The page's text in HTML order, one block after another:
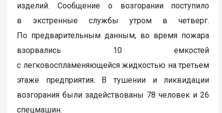
изделий. Сообщение о возгорании поступило
в экстренные службы утром в четверг.
По предварительным данным, во время пожара
взорвались 10 емкостей
с легковоспламеняющейся жидкостью на третьем
этаже предприятия. В тушении и ликвидации
возгорания были задействованы 78 человек и 26
спецмашин.